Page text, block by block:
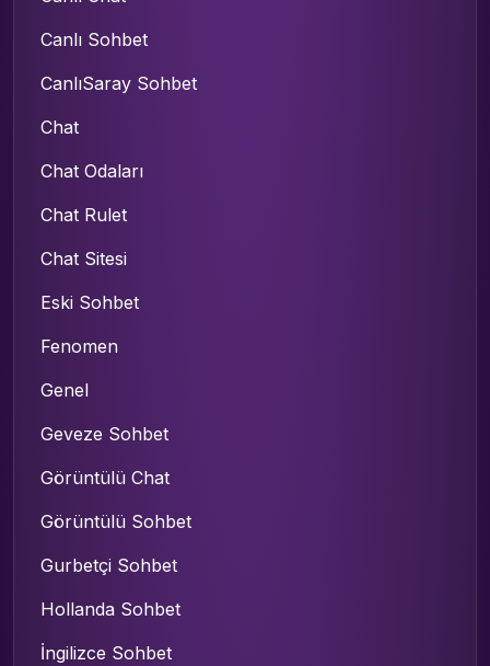
Canlı Sohbet
CanlıSaray Sohbet
Chat
Chat Odaları
Chat Rulet
Chat Sitesi
Eski Sohbet
Fenomen
Genel
Geveze Sohbet
Görüntülü Chat
Görüntülü Sohbet
Gurbetçi Sohbet
Hollanda Sohbet
İngilizce Sohbet